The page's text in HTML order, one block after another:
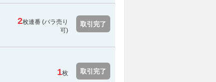
2枚連番 (バラ売り
可)
取引完了
1枚 取引完了